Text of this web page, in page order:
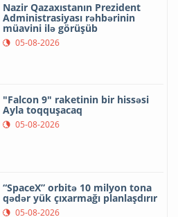
Nazir Qazaxıstanın Prezident
Administrasiyası rəhbərinin
müavini ilə görüşüb
05-08-2026
"Falcon 9" raketinin bir hissəsi
Ayla toqquşacaq
05-08-2026
“SpaceX” orbitə 10 milyon tona
qədər yük çıxarmağı planlaşdırır
05-08-2026